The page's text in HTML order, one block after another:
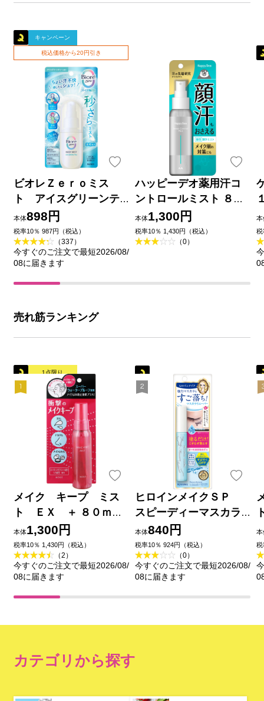
キャンペーン
税込価格から20円引き
ビオレＺｅｒｏミス
ト アイスグリーンテ
ィーの香り ６０ｍＬ 花
王
本体898円
税率10％ 987円（税込）
（337）
今すぐのご注文で最短2026/08/
08に届きます
ハッピーデオ薬用汗コ
ントロールミスト ８０
ｍｌ マンダム (医薬部外
品)
本体1,300円
税率10％ 1,430円（税込）
（0）
本
税
売れ筋ランキング
1点限り
メイク キープ ミス
ト ＥＸ ＋ ８０ｍＬ
コーセー
本体1,300円
税率10％ 1,430円（税込）
（2）
今すぐのご注文で最短2026/08/
08に届きます
ヒロインメイクＳＰ
スピーディーマスカラ
リムーバー ６．６ｍＬ
伊勢半
本体840円
税率10％ 924円（税込）
（0）
今すぐのご注文で最短2026/08/
08に届きます
本
税
カテゴリから探す